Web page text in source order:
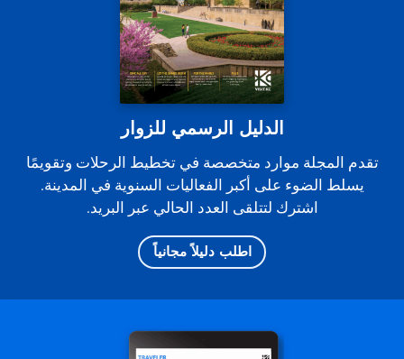
الدليل الرسمي للزوار
تقدم المجلة موارد متخصصة في تخطيط الرحلات وتقويمًا
يسلط الضوء على أكبر الفعاليات السنوية في المدينة.
اشترك لتتلقى العدد الحالي عبر البريد.
اطلب دليلاً مجانياً